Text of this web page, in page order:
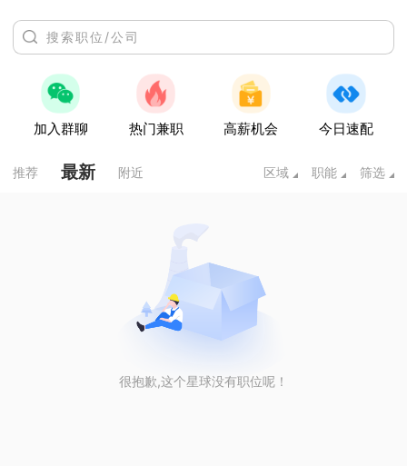
加入群聊 热门兼职 高薪机会 今日速配
推荐 最新 附近 区域 职能 筛选
很抱歉,这个星球没有职位呢！